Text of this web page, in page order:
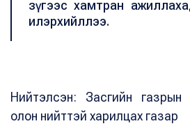
зүгээс хамтран
илэрхийллээ.
Нийтэлсэн: Засгийн
олон нийттэй харилцах газар